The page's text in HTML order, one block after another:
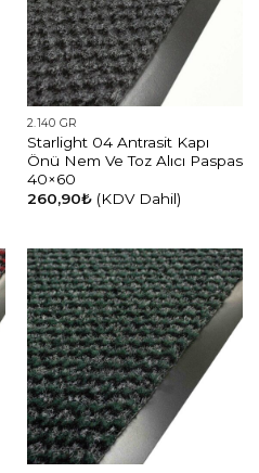
2.140 GR
Starlight 04 Antrasit Kapı
Önü Nem Ve Toz Alıcı Paspas
40×60
260,90₺ (KDV Dahil)